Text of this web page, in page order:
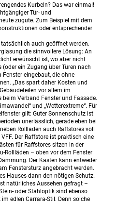
Kurbeln? Das war einmal!
Tür- und
zugute. Zum Beispiel mit dem
oder entsprechender
auch geöffnet werden.
die sinnvollere Lösung: An
erwünscht ist, wo aber nicht
ein Zugang über Türen nach
eingebaut, die ohne
„Das spart daher Kosten und
vor allem im
beim Verband Fenster und Fassade.
und „Wetterextreme“. Für
gilt: Guter Sonnenschutz ist
unerlässlich, gerade eben bei
Rollladen auch Raffstores voll
Der Raffstore ist praktisch eine
für Raffstores sitzen in der
Rollläden – oben vor dem Fenster
Der Kasten kann entweder
Fenstersturz angebracht werden.
Hauses dann den nötigen Schutz.
natürliches Aussehen gefragt –
oder Stahloptik sind ebenso
edlen Carrara-Stil. Denn solche